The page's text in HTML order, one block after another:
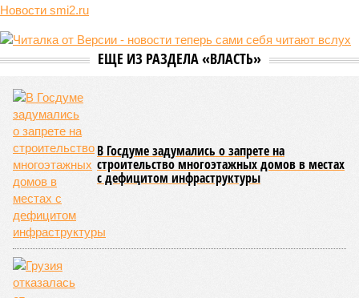
относятся – не пугайтесь учёных терминов – повышенная
неспособность контролировать выработку и поддержание
белков, а также дисфункция митохондрий. Некоторые из
предположения исследователей. Например, одним из
признаков биологического старения является уменьшение
длины теломер (защитных «колпачков» на концах
хромосом) – такое можно исправить и заодно увеличить
продолжительность жизни.
Но первая и главная проблема, пишет издание Medical
News Today, в соматических мутациях. Это изменения в
генетическом коде любой клетки организма (кроме
сперматозоидов и яйцеклеток), которые являются
неизбежным следствием деления клеток и происходят на
протяжении всей нашей жизни. Иногда они возникают под
воздействием внешних факторов, условно таких как